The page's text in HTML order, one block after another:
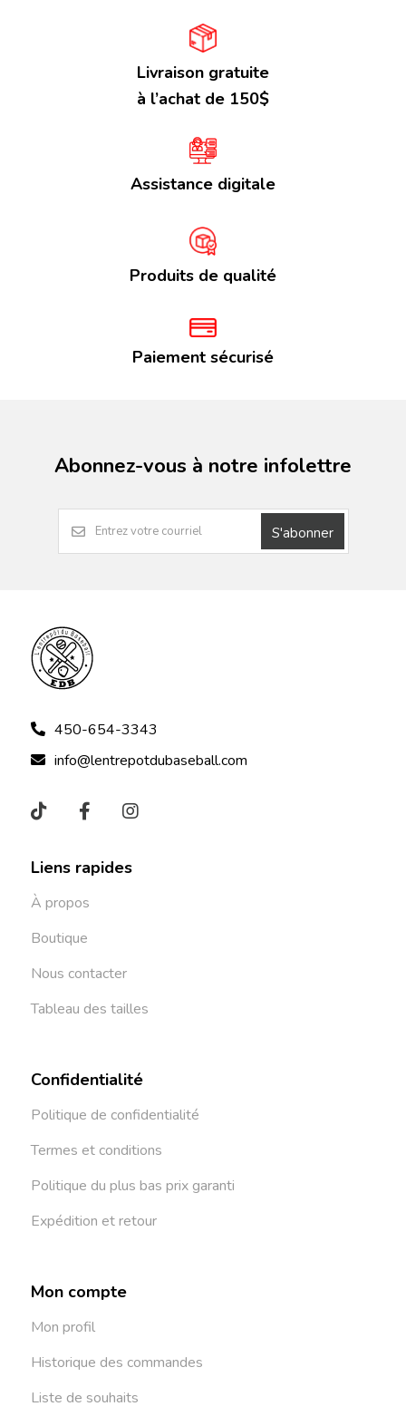
Livraison gratuite
à l’achat de 150$
Assistance digitale
Produits de qualité
Paiement sécurisé
Abonnez-vous à notre infolettre
S'abonner
450-654-3343
info@lentrepotdubaseball.com
Liens rapides
À propos
Boutique
Nous contacter
Tableau des tailles
Confidentialité
Politique de confidentialité
Termes et conditions
Politique du plus bas prix garanti
Expédition et retour
Mon compte
Mon profil
Historique des commandes
Liste de souhaits